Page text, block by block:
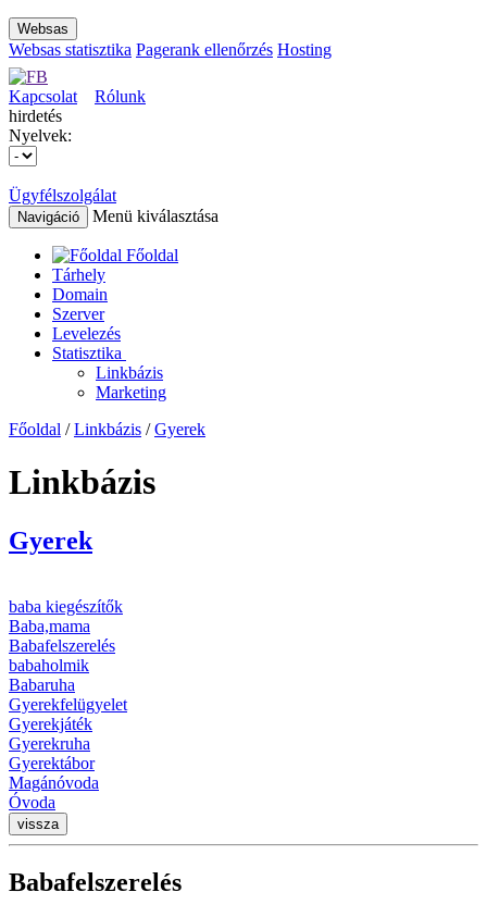
Websas
Websas statisztika Pagerank ellenőrzés Hosting
Kapcsolat
Rólunk
hirdetés
Nyelvek:
Ügyfélszolgálat
Navigáció Menü kiválasztása
Főoldal
Tárhely
Domain
Szerver
Levelezés
Statisztika
Linkbázis
Marketing
Főoldal /Linkbázis /Gyerek
Linkbázis
Gyerek
baba kiegészítők
Baba,mama
Babafelszerelés
babaholmik
Babaruha
Gyerekfelügyelet
Gyerekjáték
Gyerekruha
Gyerektábor
Magánóvoda
Óvoda
vissza
Babafelszerelés